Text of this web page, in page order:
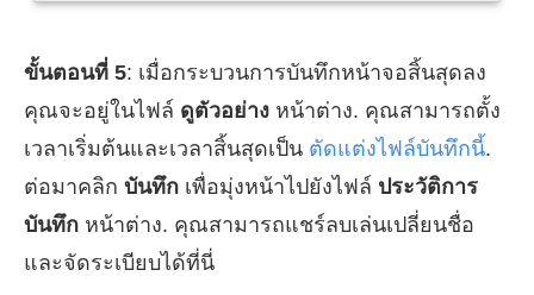
ขั้นตอนที่ 5: เมื่อกระบวนการบันทึกหน้าจอสิ้นสุดลง
คุณจะอยู่ในไฟล์ ดูตัวอย่าง หน้าต่าง. คุณสามารถตั้ง
เวลาเริ่มต้นและเวลาสิ้นสุดเป็น ตัดแต่งไฟล์บันทึกนี้.
ต่อมาคลิก บันทึก เพื่อมุ่งหน้าไปยังไฟล์ ประวัติการ
บันทึก หน้าต่าง. คุณสามารถแชร์ลบเล่นเปลี่ยนชื่อ
และจัดระเบียบได้ที่นี่